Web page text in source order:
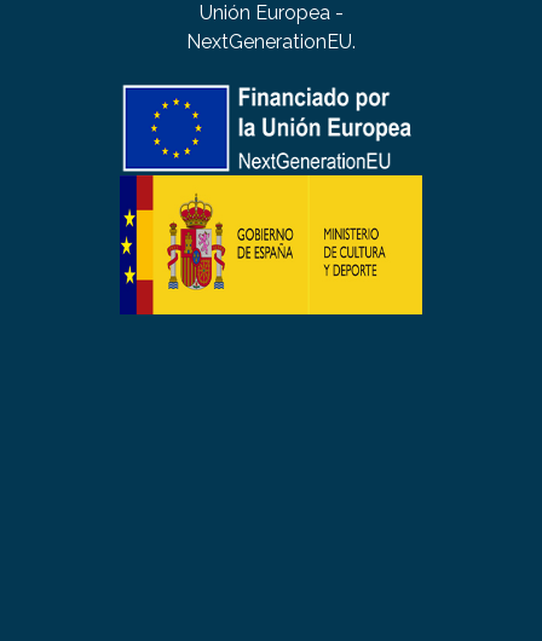
Unión Europea -
NextGenerationEU.